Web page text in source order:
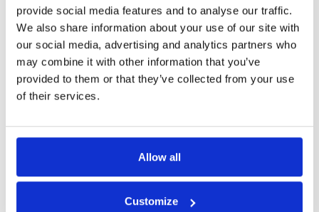
provide social media features and to analyse our traffic.
We also share information about your use of our site with
our social media, advertising and analytics partners who
may combine it with other information that you’ve
provided to them or that they’ve collected from your use
of their services.
Allow all
Customize
det tidlige 20. århundrede.Gerhard Lang, der menes at
have produceret den første trykte kalender, begyndte
at massetrykke dem. Inspireret af en kalender, som
hans mor havde lavet, fremstillede Lang en
julekalender med illustrationer på et stykke pap og
tilføjede låger, der kunne åbnes og vise billederne
nedenunder. De blev en kommerciel succes, men det
var først i slutningen af ​​1950’erne, at julekalendere
Westfalen, Tyskland; Bernkastel-Kues i Tysklands